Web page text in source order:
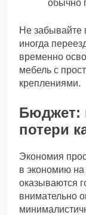
обычно
Не забывайте
иногда
временно
мебель с
креплениями.
Бюджет:
потери
Экономия
в экономию на
оказываются
внимательно